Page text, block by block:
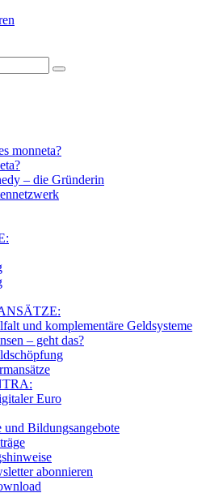
monneta?
– die Gründerin
und komplementäre Geldsysteme
– geht das?
Euro
Bildungsangebote
abonnieren